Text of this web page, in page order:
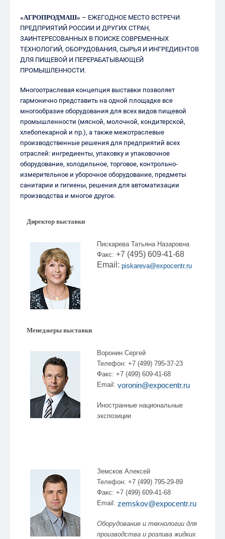
«АГРОПРОДМАШ» – ЕЖЕГОДНОЕ МЕСТО ВСТРЕЧИ
ПРЕДПРИЯТИЙ РОССИИ И ДРУГИХ СТРАН,
ЗАИНТЕРЕСОВАННЫХ В ПОИСКЕ СОВРЕМЕННЫХ
ТЕХНОЛОГИЙ, ОБОРУДОВАНИЯ, СЫРЬЯ И ИНГРЕДИЕНТОВ
ДЛЯ ПИЩЕВОЙ И ПЕРЕРАБАТЫВАЮЩЕЙ
ПРОМЫШЛЕННОСТИ.
Многоотраслевая концепция выставки позволяет
гармонично представить на одной площадке все
многообразие оборудования для всех видов пищевой
промышленности (мясной, молочной, кондитерской,
хлебопекарной и пр.), а также межотраслевые
производственные решения для предприятий всех
отраслей: ингредиенты, упаковку и упаковочное
оборудование, холодильное, торговое, контрольно-
измерительное и уборочное оборудование, предметы
санитарии и гигиены, решения для автоматизации
производства и многое другое.
Директор выставки
Пискарева Татьяна Назаровна
Факс: +7 (495) 609-41-68
Email: piskareva@expocentr.ru
Менеджеры выставки
Воронин Сергей
Телефон: +7 (499) 795-37-23
Факс: +7 (499) 609-41-68
Email: voronin@expocentr.ru
Иностранные национальные
экспозиции
Земсков Алексей
Телефон: +7 (499) 795-29-89
Факс: +7 (499) 609-41-68
Email: zemskov@expocentr.ru
Оборудование и технологии для
производства и розлива жидких